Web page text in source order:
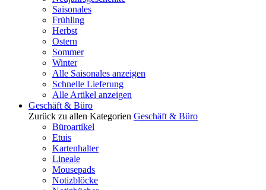
Saisonales
Frühling
Herbst
Ostern
Sommer
Winter
Alle Saisonales anzeigen
Schnelle Lieferung
Alle Artikel anzeigen
Geschäft & Büro
Zurück zu allen Kategorien Geschäft & Büro
Büroartikel
Etuis
Kartenhalter
Lineale
Mousepads
Notizblöcke